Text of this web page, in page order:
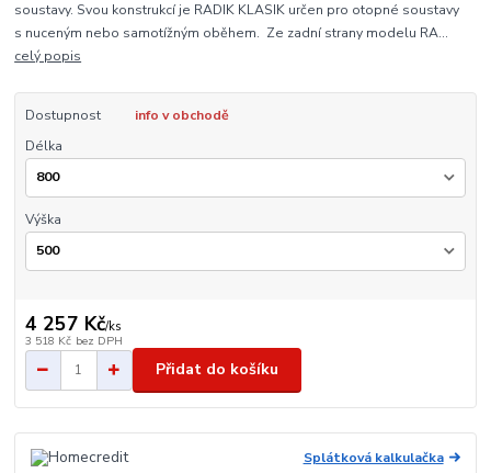
soustavy. Svou konstrukcí je RADIK KLASIK určen pro otopné soustavy
s nuceným nebo samotížným oběhem. Ze zadní strany modelu RA...
celý popis
Dostupnost
info v obchodě
Délka
Výška
4 257 Kč/ks
3 518 Kč bez DPH
Přidat do košíku
Splátková kalkulačka